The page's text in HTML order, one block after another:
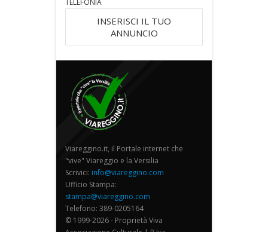
TELEFONIA
INSERISCI IL TUO
ANNUNCIO
Viareggino.it, il Portale internet che
"vive" Viareggio e la Versilia
Scrivici: info@viareggino.com
Ufficio Stampa:
stampa@viareggino.com
Telefono: 389-0205164
© 1999-2026 - Proprietà Viva